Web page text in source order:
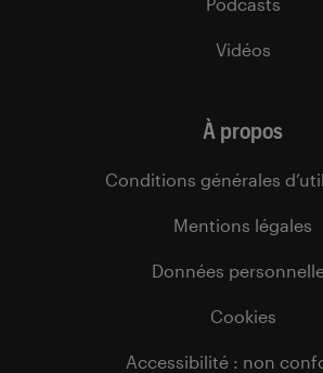
Vidéos
À propos
Conditions générales
Mentions légales
Données
Cookies
Accessibilité : non